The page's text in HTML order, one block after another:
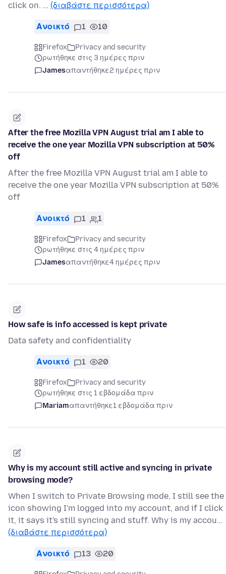
click on. … (διαβάστε περισσότερα)
Ανοικτό 1 10
Firefox
Privacy and security
ρωτήθηκε στις 3 ημέρες πριν
Jamesαπαντήθηκε2 ημέρες πριν
After the free Mozilla VPN August trial am I able to
receive the one year Mozilla VPN subscription at 50%
off
After the free Mozilla VPN August trial am I able to
receive the one year Mozilla VPN subscription at 50%
off
Ανοικτό 1 1
Firefox
Privacy and security
ρωτήθηκε στις 4 ημέρες πριν
Jamesαπαντήθηκε4 ημέρες πριν
How safe is info accessed is kept private
Data safety and confidentiality
Ανοικτό 1 20
Firefox
Privacy and security
ρωτήθηκε στις 1 εβδομάδα πριν
Mariamαπαντήθηκε1 εβδομάδα πριν
Why is my account still active and syncing in private
browsing mode?
When I switch to Private Browsing mode, I still see the
icon showing I'm logged into my account, and if I click
it, it says it's still syncing and stuff. Why is my accou…
(διαβάστε περισσότερα)
Ανοικτό 13 20